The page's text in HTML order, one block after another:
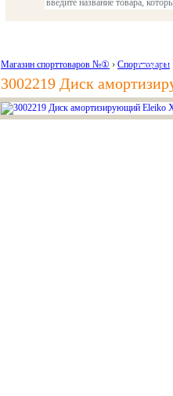
Акции и
Магазин спорттоваров №① › Спорттовары
3002219 Диск